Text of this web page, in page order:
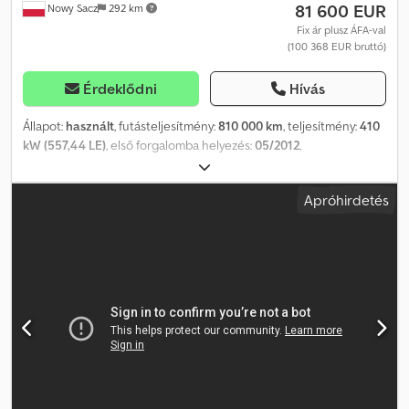
Nowy Sacz 292 km 81 600 EUR
Fix ár plusz ÁFA-val
(100 368 EUR bruttó)
Érdeklődni Hívás
Állapot: használt, futásteljesítmény:810 000 km, teljesítmény:410
kW (557,44 LE), első forgalomba helyezés:05/2012,
, össztömeg:
3 tengely, szín:narancssárga, hajtástípus:automata, kibocsátási
, rakodótér szélesség:
Elektromos tükrök - Szervokormány - Tachográf Platóméret: 790 x
254 cm (H x Sz) Teherbírás: 11 000 kg Össztömeg: 26 000 kg
Tengelytáv: 540/138 cm Gumiméret: 315/80R22,5 Felfüggesztés:
Apróhirdetés